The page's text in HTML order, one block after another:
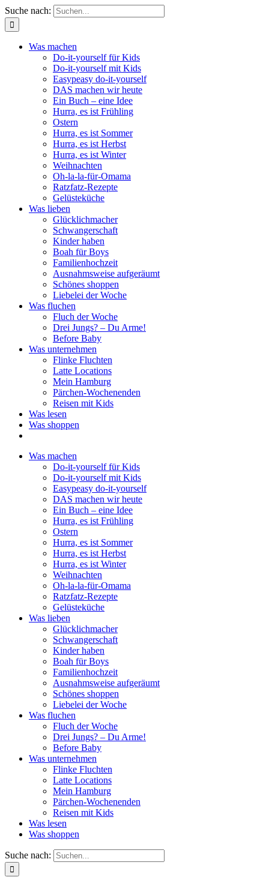
Suche nach:
Was machen
Do-it-yourself für Kids
Do-it-yourself mit Kids
Easypeasy do-it-yourself
DAS machen wir heute
Ein Buch – eine Idee
Hurra, es ist Frühling
Ostern
Hurra, es ist Sommer
Hurra, es ist Herbst
Hurra, es ist Winter
Weihnachten
Oh-la-la-für-Omama
Ratzfatz-Rezepte
Gelüsteküche
Was lieben
Glücklichmacher
Schwangerschaft
Kinder haben
Boah für Boys
Familienhochzeit
Ausnahmsweise aufgeräumt
Schönes shoppen
Liebelei der Woche
Was fluchen
Fluch der Woche
Drei Jungs? – Du Arme!
Before Baby
Was unternehmen
Flinke Fluchten
Latte Locations
Mein Hamburg
Pärchen-Wochenenden
Reisen mit Kids
Was lesen
Was shoppen
Was machen
Do-it-yourself für Kids
Do-it-yourself mit Kids
Easypeasy do-it-yourself
DAS machen wir heute
Ein Buch – eine Idee
Hurra, es ist Frühling
Ostern
Hurra, es ist Sommer
Hurra, es ist Herbst
Hurra, es ist Winter
Weihnachten
Oh-la-la-für-Omama
Ratzfatz-Rezepte
Gelüsteküche
Was lieben
Glücklichmacher
Schwangerschaft
Kinder haben
Boah für Boys
Familienhochzeit
Ausnahmsweise aufgeräumt
Schönes shoppen
Liebelei der Woche
Was fluchen
Fluch der Woche
Drei Jungs? – Du Arme!
Before Baby
Was unternehmen
Flinke Fluchten
Latte Locations
Mein Hamburg
Pärchen-Wochenenden
Reisen mit Kids
Was lesen
Was shoppen
Suche nach: